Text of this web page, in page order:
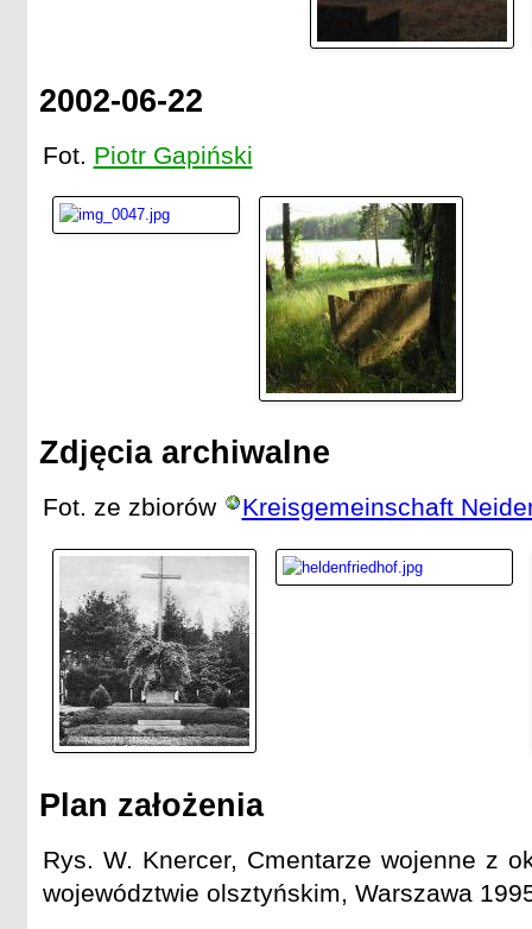
2002-06-22
Fot. Piotr Gapiński
Zdjęcia archiwalne
Fot. ze zbiorów Kreisgemeinschaft
Plan założenia
Rys. W. Knercer, Cmentarze wojenne z
województwie olsztyńskim, Warszawa